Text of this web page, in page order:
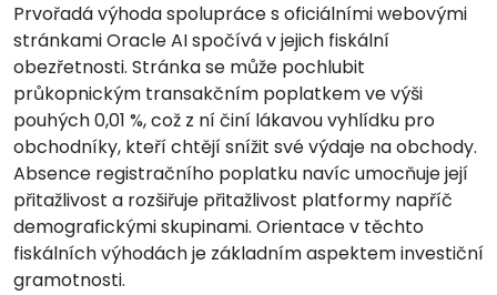
Prvořadá výhoda spolupráce s oficiálními webovými
stránkami Oracle AI spočívá v jejich fiskální
obezřetnosti. Stránka se může pochlubit
průkopnickým transakčním poplatkem ve výši
pouhých 0,01 %, což z ní činí lákavou vyhlídku pro
obchodníky, kteří chtějí snížit své výdaje na obchody.
Absence registračního poplatku navíc umocňuje její
přitažlivost a rozšiřuje přitažlivost platformy napříč
demografickými skupinami. Orientace v těchto
fiskálních výhodách je základním aspektem investiční
gramotnosti.